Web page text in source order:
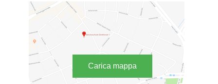
Carica mappa